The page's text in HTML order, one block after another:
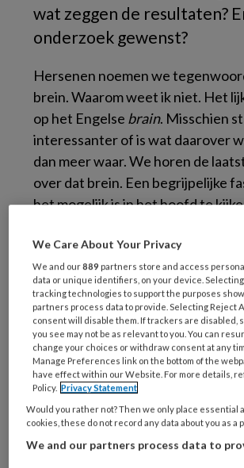
wat zeggen de resultaten?
onderzoek gewenst?
Hersenen noemen we
brein. Waarom weet ik niet. Het
op het Engelse brain. Misschien
interessanter of is wat daarover
dan meer waar. We horen de
over dat brein. Een begrijpelijke
het mogelijk is in het hoofd te
afspeelt. Of daar verklaringen
gevonden waarom mensen doen
en denken zoals ze denken.
Dat geldt ook voor de
Wie wil niet graag een verklaring
die wonderlijke aandoening? Er
heel wat onderzoek gedaan naar
mensen (ook van kinderen) met
hersenen van mensen met een
We Care About Your Privacy
We and our889 partners store and access
data or unique identifiers, on your device.
tracking technologies to support the purposes
partners process data to provide. Selecting Reject
consent will disable them. If trackers are disabled,
you see may not be as relevant to you. You can
change your choices or withdraw consent at any
Manage Preferences link on the bottom of the
have effect within our Website. For more details,
Policy. Privacy Statement
Would you rather not? Then we only place essential
cookies, these do not record any data about you as a
We and our partners process data to